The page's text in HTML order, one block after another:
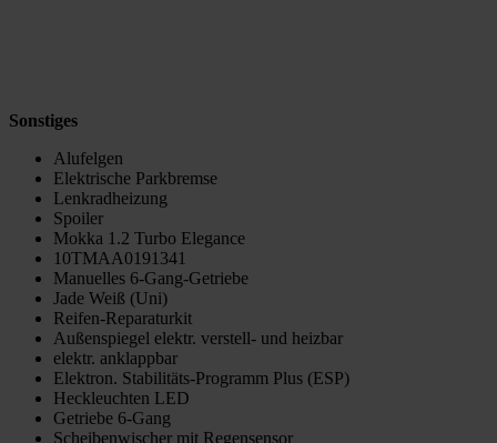
Sonstiges
Alufelgen
Elektrische Parkbremse
Lenkradheizung
Spoiler
Mokka 1.2 Turbo Elegance
10TMAA0191341
Manuelles 6-Gang-Getriebe
Jade Weiß (Uni)
Reifen-Reparaturkit
Außenspiegel elektr. verstell- und heizbar
elektr. anklappbar
Elektron. Stabilitäts-Programm Plus (ESP)
Heckleuchten LED
Getriebe 6-Gang
Scheibenwischer mit Regensensor